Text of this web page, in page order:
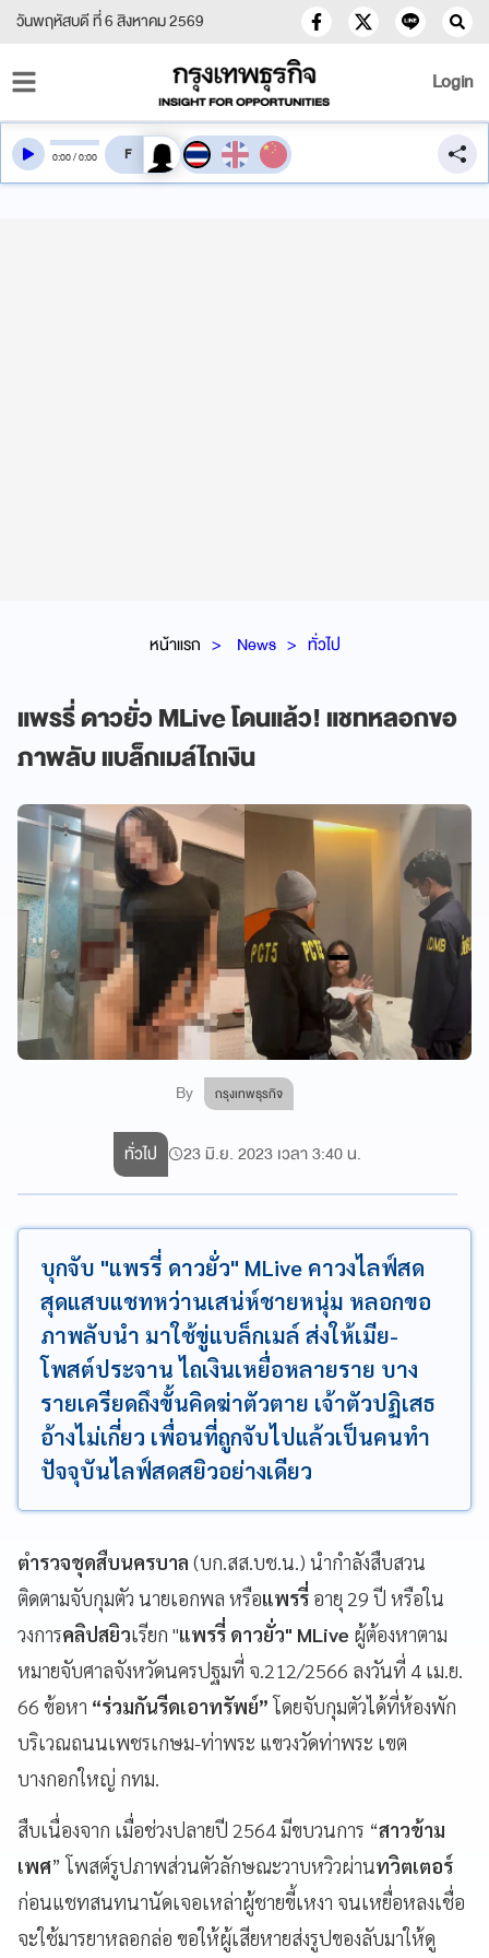
วันพฤหัสบดี ที่ 6 สิงหาคม 2569
Login
หน้าแรก News ทั่วไป
แพรรี่ ดาวยั่ว MLive โดนแล้ว! แชทหลอกขอ
ภาพลับ แบล็กเมล์ไถเงิน
By กรุงเทพธุรกิจ
0:00/0:00 สลับเสียงอ่าน
ทั่วไป 23 มิ.ย. 2023 เวลา 3:40 น.
บุกจับ "แพรรี่ ดาวยั่ว" MLive คาวงไลฟ์สด
สุดแสบแชทหว่านเสน่ห์ชายหนุ่ม หลอกขอ
ภาพลับนำ มาใช้ขู่แบล็กเมล์ ส่งให้เมีย-
โพสต์ประจาน ไถเงินเหยื่อหลายราย บาง
รายเครียดถึงขั้นคิดฆ่าตัวตาย เจ้าตัวปฏิเสธ
อ้างไม่เกี่ยว เพื่อนที่ถูกจับไปแล้วเป็นคนทำ
ปัจจุบันไลฟ์สดสยิวอย่างเดียว
ตำรวจชุดสืบนครบาล (บก.สส.บช.น.) นำกำลังสืบสวน
ติดตามจับกุมตัว นายเอกพล หรือแพรรี่ อายุ 29 ปี หรือใน
วงการคลิปสยิวเรียก "แพรรี่ ดาวยั่ว" MLive ผู้ต้องหาตาม
หมายจับศาลจังหวัดนครปฐมที่ จ.212/2566 ลงวันที่ 4 เม.ย.
66 ข้อหา “ร่วมกันรีดเอาทรัพย์”โดยจับกุมตัวได้ที่ห้องพัก
บริเวณถนนเพชรเกษม-ท่าพระ แขวงวัดท่าพระ เขต
บางกอกใหญ่ กทม.
สืบเนื่องจาก เมื่อช่วงปลายปี 2564 มีขบวนการ “สาวข้าม
เพศ” โพสต์รูปภาพส่วนตัวลักษณะวาบหวิวผ่านทวิตเตอร์
ก่อนแชทสนทนานัดเจอเหล่าผู้ชายขี้เหงา จนเหยื่อหลงเชื่อ
จะใช้มารยาหลอกล่อ ขอให้ผู้เสียหายส่งรูปของลับมาให้ดู